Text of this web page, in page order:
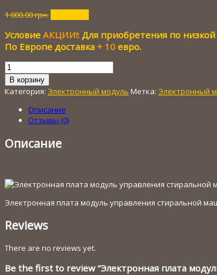
1 000.00грн.
составляла
1
100.00 грн..
Условие АКЦИИ!: Для приобретения по
По Европе доставка + 10 евро.
Количество
товара
Электронная
модуль
управления
машиной
В корзину
Категория: Электронный модуль Метка: Электронный
Описание
Отзывы (0)
Описание
Электронная плата модуль управления стиральной
Reviews
There are no reviews yet.
Be the first to review “Электронная плата